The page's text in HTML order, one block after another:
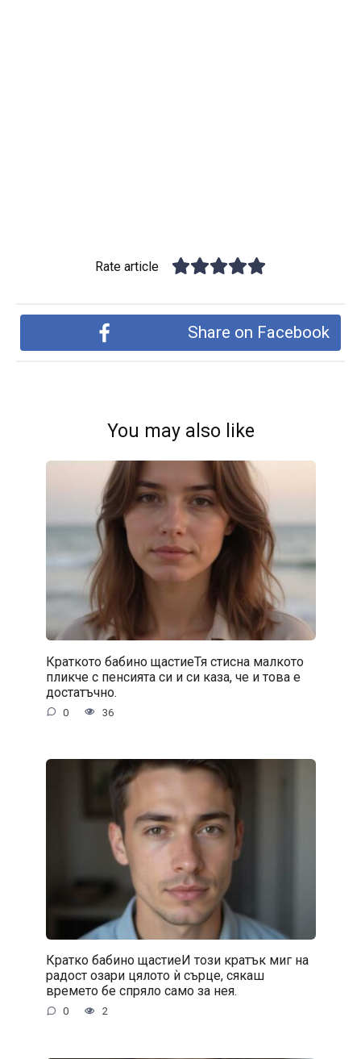
Rate article
Share on Facebook
You may also like
Краткото бабино щастиеТя стисна малкото
пликче с пенсията си и си каза, че и това е
достатъчно.
0 36
Кратко бабино щастиеИ този кратък миг на
радост озари цялото ѝ сърце, сякаш
времето бе спряло само за нея.
0 2